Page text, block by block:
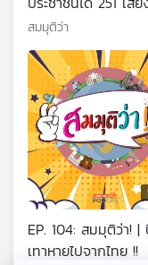
สมมุติว่า
EP. 104: สมมุติว่า! |
เทาหายไปจากไทย !!